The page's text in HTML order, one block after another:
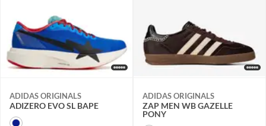
ADIDAS ORIGINALS
ADIZERO EVO SL BAPE
ADIDAS ORIGINALS
ZAP MEN WB GAZELLE
PONY